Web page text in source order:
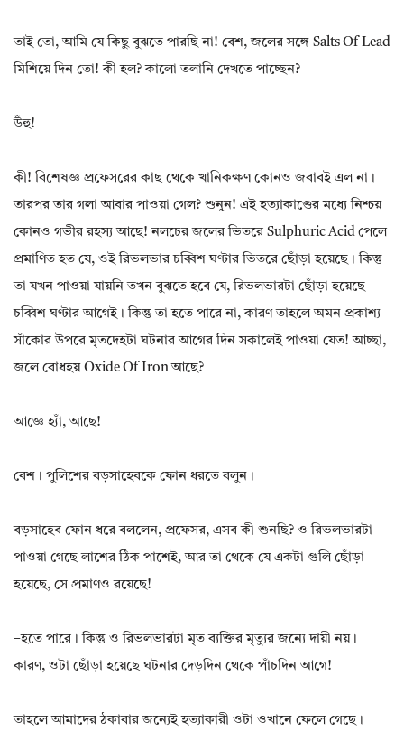
তাই তো, আমি যে কিছু বুঝতে পারছি না! বেশ, জলের সঙ্গে Salts Of Lead
মিশিয়ে দিন তো! কী হল? কালো তলানি দেখতে পাচ্ছেন?
উঁহু!
কী! বিশেষজ্ঞ প্রফেসরের কাছ থেকে খানিকক্ষণ কোনও জবাবই এল না।
তারপর তার গলা আবার পাওয়া গেল? শুনুন! এই হত্যাকাণ্ডের মধ্যে নিশ্চয়
কোনও গভীর রহস্য আছে! নলচের জলের ভিতরে Sulphuric Acid পেলে
প্রমাণিত হত যে, ওই রিভলভার চব্বিশ ঘণ্টার ভিতরে ছোঁড়া হয়েছে। কিন্তু
তা যখন পাওয়া যায়নি তখন বুঝতে হবে যে, রিভলভারটা ছোঁড়া হয়েছে
চব্বিশ ঘণ্টার আগেই। কিন্তু তা হতে পারে না, কারণ তাহলে অমন প্রকাশ্য
সাঁকোর উপরে মৃতদেহটা ঘটনার আগের দিন সকালেই পাওয়া যেত! আচ্ছা,
জলে বোধহয় Oxide Of Iron আছে?
আজ্ঞে হ্যাঁ, আছে!
বেশ। পুলিশের বড়সাহেবকে ফোন ধরতে বলুন।
বড়সাহেব ফোন ধরে বললেন, প্রফেসর, এসব কী শুনছি? ও রিভলভারটা
পাওয়া গেছে লাশের ঠিক পাশেই, আর তা থেকে যে একটা গুলি ছোঁড়া
হয়েছে, সে প্রমাণও রয়েছে!
–হতে পারে। কিন্তু ও রিভলভারটা মৃত ব্যক্তির মৃত্যুর জন্যে দায়ী নয়।
কারণ, ওটা ছোঁড়া হয়েছে ঘটনার দেড়দিন থেকে পাঁচদিন আগে!
তাহলে আমাদের ঠকাবার জন্যেই হত্যাকারী ওটা ওখানে ফেলে গেছে।